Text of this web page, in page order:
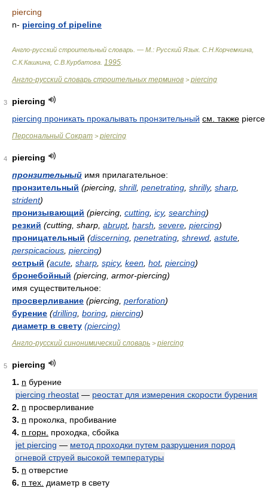
piercing
n- piercing of pipeline
Англо-русский строительный словарь. — М.: Русский Язык. С.Н.Корчемкина,
С.К.Кашкина, С.В.Курбатова 1995
Англо-русский словарь строительных терминов > piercing
3
piercing
piercing проникать прокалывать пронзительный см. также pierce
Персональный Сократ > piercing
4
piercing
пронзительный имя прилагательное:
пронзительный (piercing, shrill, penetrating shrilly, sharp
strident)
пронизывающий (piercing, cutting icy, searching)
резкий (cutting, sharp, abrupt, harsh severe piercing)
проницательный (discerning penetrating shrewd astute
perspicacious piercing)
острый (acute sharp spicy, keen hot, piercing)
бронебойный (piercing, armor-piercing)
имя существительное:
просверливание (piercing, perforation)
бурение (drilling boring piercing)
диаметр в свету (piercing)
Англо-русский синонимический словарь > piercing
5
piercing
1. n бурение
piercing rheostat — реостат для измерения скорости бурения
2. n просверливание
3. n проколка, пробивание
4. n горн.
проходка, сбойка
jet piercing — метод проходки путем разрушения пород
огневой струей высокой температуры
5. n отверстие
6. n тех. диаметр в свету